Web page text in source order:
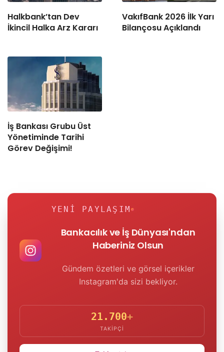
Halkbank’tan Dev
İkincil Halka Arz Kararı
VakıfBank 2026 İlk Yarı
Bilançosu Açıklandı
İş Bankası Grubu Üst
Yönetiminde Tarihi
Görev Değişimi!
YENI PAYLAŞIM
Bankacılık ve İş Dünyası'ndan
Haberiniz Olsun
Gündem özetleri ve görsel içerikler
Instagram'da sizi bekliyor.
21.700+
TAKIPÇI